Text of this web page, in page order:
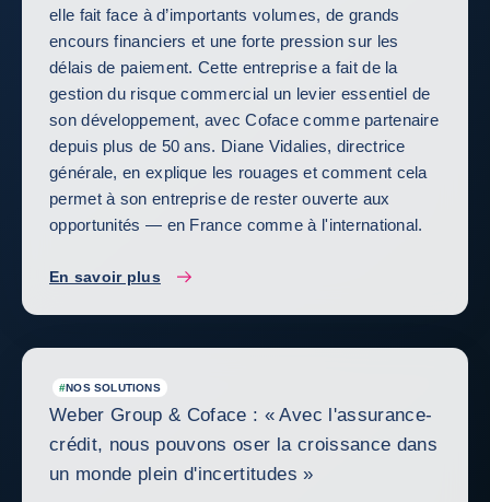
elle fait face à d’importants volumes, de grands
encours financiers et une forte pression sur les
délais de paiement. Cette entreprise a fait de la
gestion du risque commercial un levier essentiel de
son développement, avec Coface comme partenaire
depuis plus de 50 ans. Diane Vidalies, directrice
générale, en explique les rouages et comment cela
permet à son entreprise de rester ouverte aux
opportunités — en France comme à l'international.
En savoir plus
#NOS SOLUTIONS
Weber Group & Coface : « Avec l'assurance-
crédit, nous pouvons oser la croissance dans
un monde plein d'incertitudes »